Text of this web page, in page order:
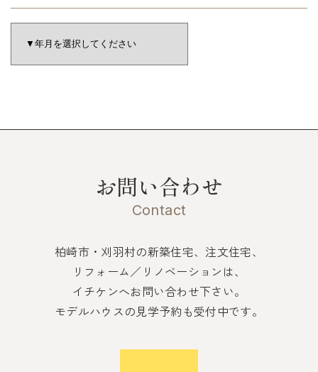
お問い合わせ
Contact
柏崎市・刈羽村の新築住宅、注文住宅、
リフォーム／リノベーションは、
イチケンへお問い合わせ下さい。
モデルハウスの見学予約も受付中です。